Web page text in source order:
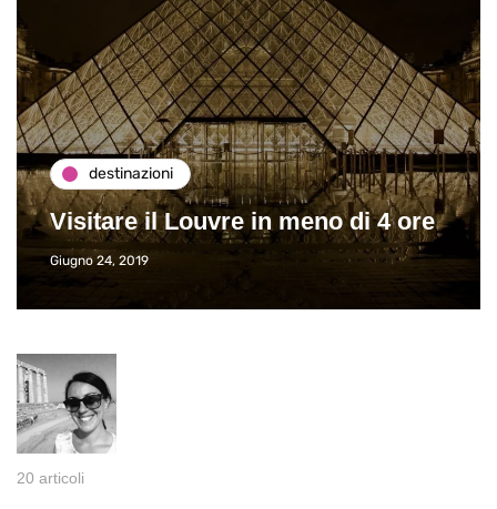
destinazioni
Visitare il Louvre in meno di 4 ore
Giugno 24, 2019
20 articoli